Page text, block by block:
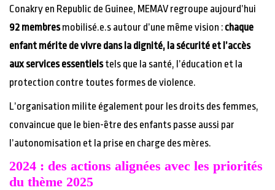
Conakry en Republic de Guinee, MEMAV regroupe aujourd’hui
92 membresmobilisé.e.s autour d’une même vision : chaque
enfant mérite de vivre dans la dignité, la sécurité et l’accès
aux services essentielstels que la santé, l’éducation et la
protection contre toutes formes de violence.
L’organisation milite également pour les droits des femmes,
convaincue que le bien-être des enfants passe aussi par
l’autonomisation et la prise en charge des mères.
2024 : des actions alignées avec les priorités
du thème 2025